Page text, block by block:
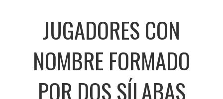
JUGADORES CON
NOMBRE FORMADO
POR DOS SÍLABAS